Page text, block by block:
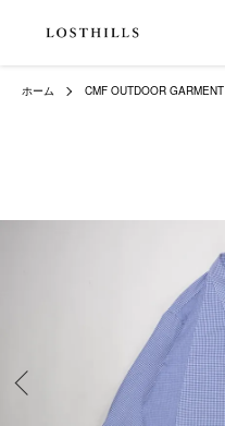
ホーム CMF OUTDOOR GARMENT